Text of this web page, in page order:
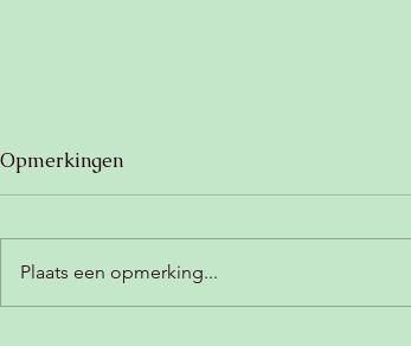
Opmerkingen
Plaats een opmerking...